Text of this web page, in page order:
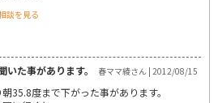
談を見る
た事があります。
春ママ綾さん | 2012/08/15
35.8度まで下がった事があります。